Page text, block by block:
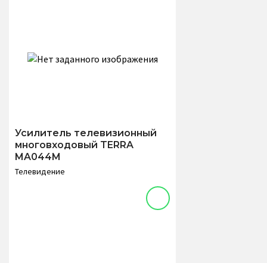
Усилитель телевизионный
многовходовый TERRA
MA044M
Телевидение